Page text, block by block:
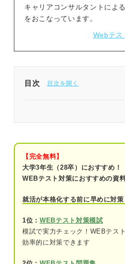
キャリアコンサルタントによ
をおこなっています。
Webテス
目次
公務員試験「法律科目」
②法律分野が出題
んによる解き方の解説付
問題1（難易度
【完全無料】
大学3年生（28卒）におすすめ！
WEBテスト対策におすすめの資
就活が本格化する前に早めに対策
1位： WEBテスト対策模試
模試で実力チェック！WEBテス
効率的に対策できます